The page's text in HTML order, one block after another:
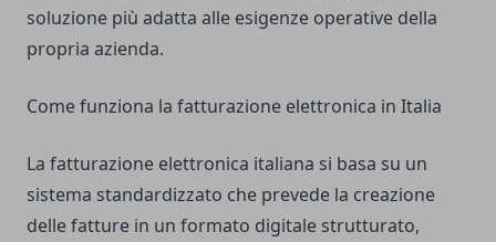
soluzione più adatta alle esigenze operative della
propria azienda.
Come funziona la fatturazione elettronica in Italia
La fatturazione elettronica italiana si basa su un
sistema standardizzato che prevede la creazione
delle fatture in un formato digitale strutturato,